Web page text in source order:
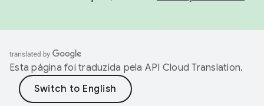
Esta página foi traduzida pela API Cloud Translation.